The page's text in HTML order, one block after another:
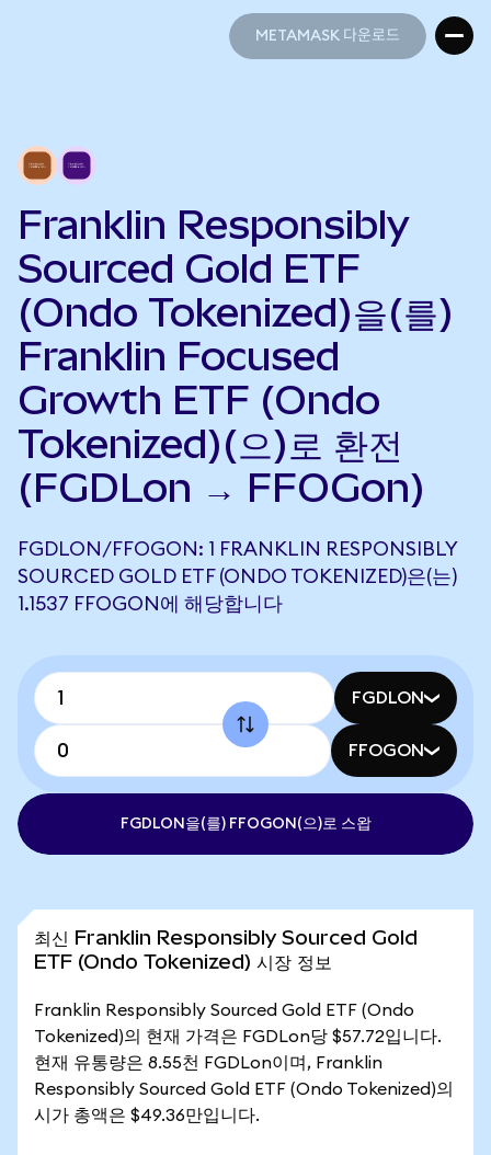
METAMASK 다운로드
Franklin Responsibly
Sourced Gold ETF
(Ondo Tokenized)을(를)
Franklin Focused
Growth ETF (Ondo
Tokenized)(으)로 환전
(FGDLon → FFOGon)
FGDLON/FFOGON: 1 FRANKLIN RESPONSIBLY
SOURCED GOLD ETF (ONDO TOKENIZED)은(는)
1.1537 FFOGON에 해당합니다
FGDLON
FFOGON
FGDLON을(를) FFOGON(으)로 스왑
최신 Franklin Responsibly Sourced Gold
ETF (Ondo Tokenized) 시장 정보
Franklin Responsibly Sourced Gold ETF (Ondo
Tokenized)의 현재 가격은 FGDLon당 $57.72입니다.
현재 유통량은 8.55천 FGDLon이며, Franklin
Responsibly Sourced Gold ETF (Ondo Tokenized)의
시가 총액은 $49.36만입니다.